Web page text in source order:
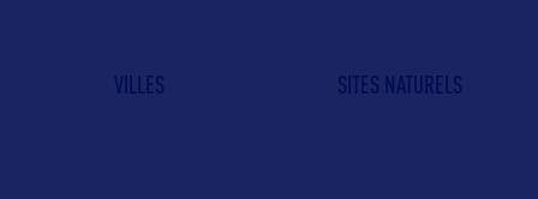
VILLES SITES NATURELS